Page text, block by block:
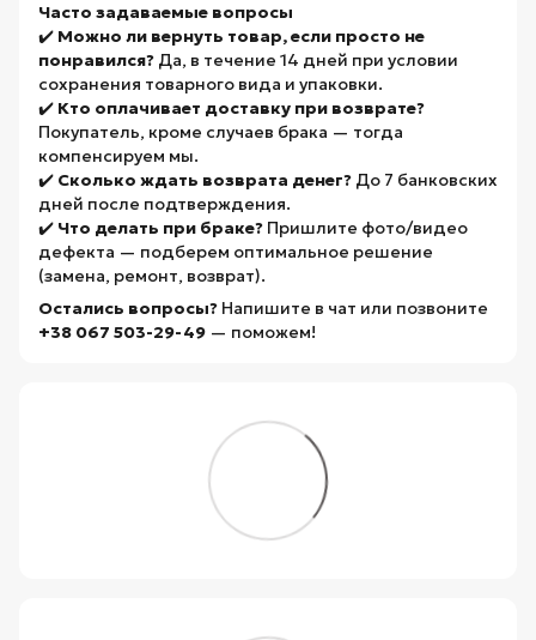
Часто задаваемые вопросы
✔️ Можно ли вернуть товар, если просто не
понравился? Да, в течение 14 дней при условии
сохранения товарного вида и упаковки.
✔️ Кто оплачивает доставку при возврате?
Покупатель, кроме случаев брака — тогда
компенсируем мы.
✔️ Сколько ждать возврата денег? До 7 банковских
дней после подтверждения.
✔️ Что делать при браке? Пришлите фото/видео
дефекта — подберем оптимальное решение
(замена, ремонт, возврат).
Остались вопросы? Напишите в чат или позвоните
+38 067 503-29-49 — поможем!